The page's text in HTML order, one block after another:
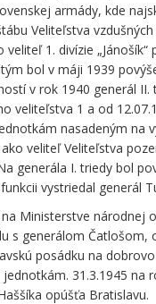
armády, kde
Veliteľstva
veliteľ 1. divízie
bol v máji 1939
v rok 1940 generál II.
veliteľstva 1 a od
nasadeným na
veliteľ Veliteľstva
generála I. triedy bol
vystriedal generál
Ministerstve národnej
s generálom Čatlošom,
posádku na
31.3.1945 na
opúšťa Bratislavu.